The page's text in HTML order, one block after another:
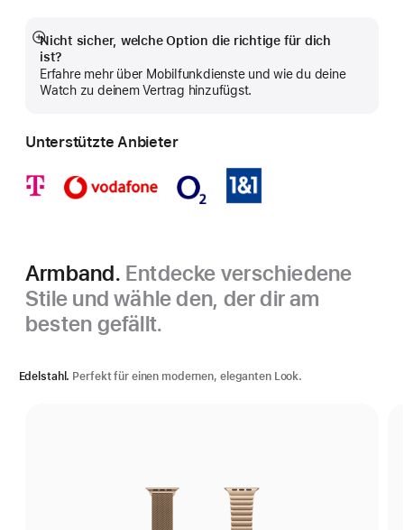
Nicht sicher, welche Option die richtige für dich
ist?
Erfahre mehr über Mobilfunkdienste und wie du deine
Watch zu deinem Vertrag hinzufügst.
Mehr
anzeigen
Unterstützte Anbieter
Armband. Entdecke verschiedene
Stile und wähle den, der dir am
besten gefällt.
Edelstahl. Perfekt für einen modernen, eleganten Look.